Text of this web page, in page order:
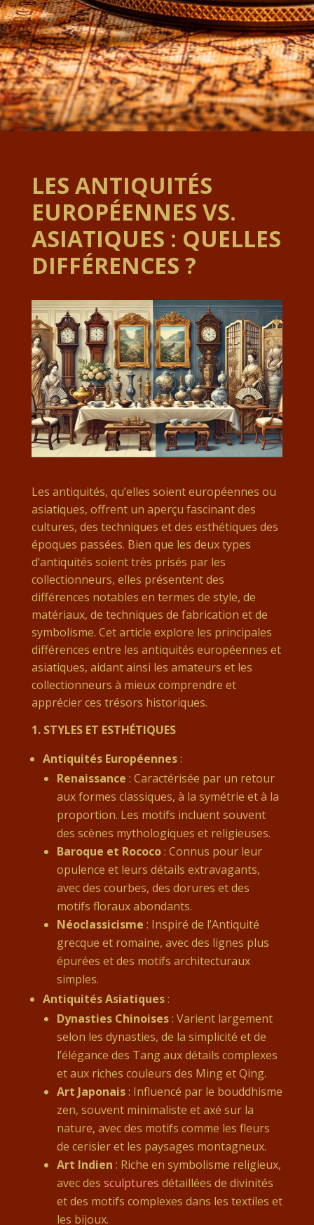
LES ANTIQUITÉS
EUROPÉENNES VS.
ASIATIQUES : QUELLES
DIFFÉRENCES ?
Les antiquités, qu’elles soient européennes ou
asiatiques, offrent un aperçu fascinant des
cultures, des techniques et des esthétiques des
époques passées. Bien que les deux types
d’antiquités soient très prisés par les
collectionneurs, elles présentent des
différences notables en termes de style, de
matériaux, de techniques de fabrication et de
symbolisme. Cet article explore les principales
différences entre les antiquités européennes et
asiatiques, aidant ainsi les amateurs et les
collectionneurs à mieux comprendre et
apprécier ces trésors historiques.
1. STYLES ET ESTHÉTIQUES
Antiquités Européennes:
Renaissance : Caractérisée par un retour
aux formes classiques, à la symétrie et à la
proportion. Les motifs incluent souvent
des scènes mythologiques et religieuses.
Baroque et Rococo: Connus pour leur
opulence et leurs détails extravagants,
avec des courbes, des dorures et des
motifs floraux abondants.
Néoclassicisme : Inspiré de l’Antiquité
grecque et romaine, avec des lignes plus
épurées et des motifs architecturaux
simples.
Antiquités Asiatiques:
Dynasties Chinoises: Varient largement
selon les dynasties, de la simplicité et de
l’élégance des Tang aux détails complexes
et aux riches couleurs des Ming et Qing.
Art Japonais: Influencé par le bouddhisme
zen, souvent minimaliste et axé sur la
nature, avec des motifs comme les fleurs
de cerisier et les paysages montagneux.
Art Indien : Riche en symbolisme religieux,
avec des sculptures détaillées de divinités
et des motifs complexes dans les textiles et
les bijoux.